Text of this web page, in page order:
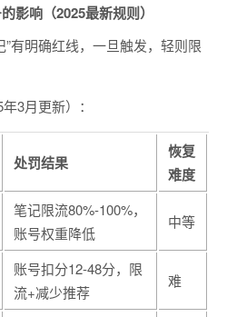
影响（2025最新规则）
有明确红线，一旦触发，轻则限
3月更新）：
处罚结果
恢复
难度
笔记限流80%-100%，
账号权重降低
中等
账号扣分12-48分，限
流+减少推荐
难